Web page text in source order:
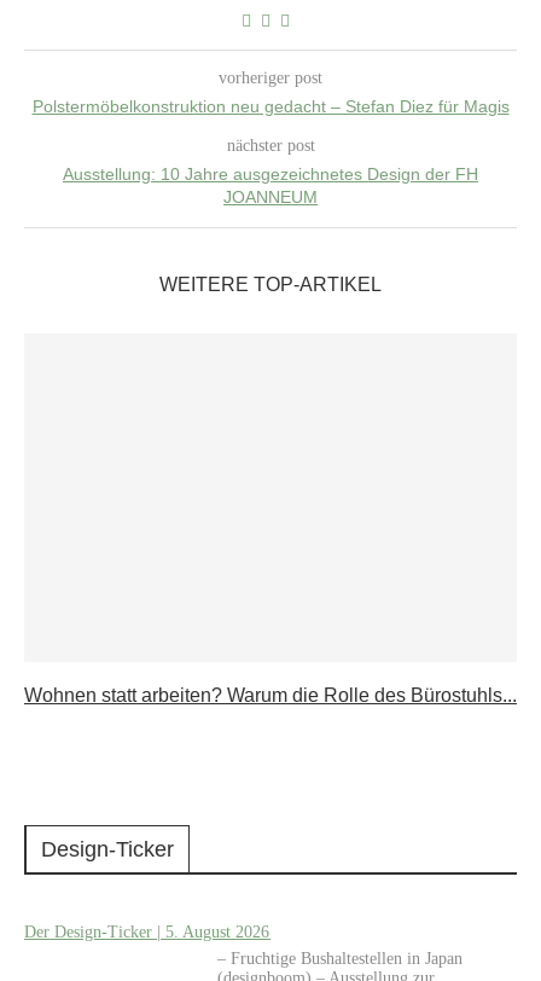
vorheriger post
Polstermöbelkonstruktion neu gedacht – Stefan Diez für Magis
nächster post
Ausstellung: 10 Jahre ausgezeichnetes Design der FH
JOANNEUM
WEITERE TOP-ARTIKEL
Wohnen statt arbeiten? Warum die Rolle des Bürostuhls...
Design-Ticker
Der Design-Ticker | 5. August 2026
– Fruchtige Bushaltestellen in Japan